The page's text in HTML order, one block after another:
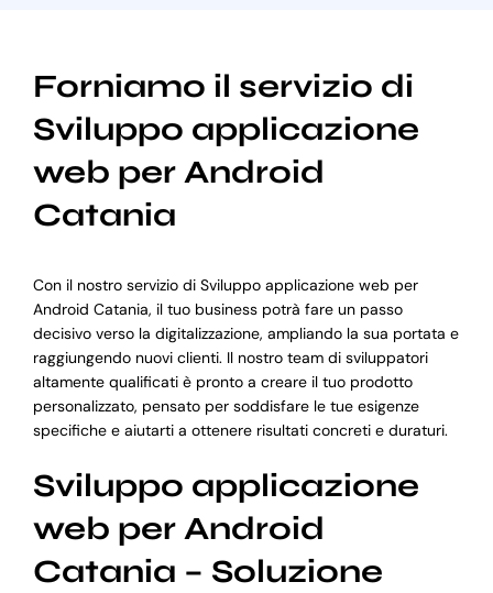
Forniamo il servizio di
Sviluppo applicazione
web per Android
Catania
Con il nostro servizio di Sviluppo applicazione web per
Android Catania, il tuo business potrà fare un passo
decisivo verso la digitalizzazione, ampliando la sua portata e
raggiungendo nuovi clienti. Il nostro team di sviluppatori
altamente qualificati è pronto a creare il tuo prodotto
personalizzato, pensato per soddisfare le tue esigenze
specifiche e aiutarti a ottenere risultati concreti e duraturi.
Sviluppo applicazione
web per Android
Catania – Soluzione